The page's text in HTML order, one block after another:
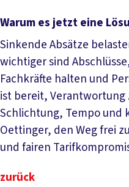
Warum es jetzt eine
Sinkende Absätze
wichtiger sind
Fachkräfte halten und
ist bereit,
Schlichtung, Tempo und
Oettinger, den Weg frei
und fairen
zurück